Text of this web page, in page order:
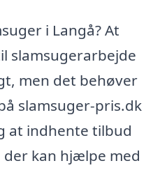
i Langå? At
slamsugerarbejde
men det behøver
slamsuger-pris.dk
at indhente tilbud
kan hjælpe med